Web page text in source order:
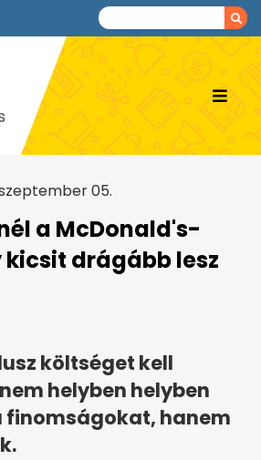
05.
a McDonald's-
kicsit drágább lesz
költséget kell
helyben helyben
finomságokat, hanem